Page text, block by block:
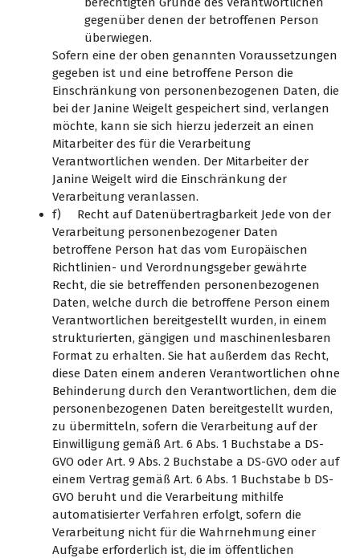
gegenüber denen der betroffenen Person
überwiegen.
Sofern eine der oben genannten Voraussetzungen
gegeben ist und eine betroffene Person die
Einschränkung von personenbezogenen Daten, die
bei der Janine Weigelt gespeichert sind, verlangen
möchte, kann sie sich hierzu jederzeit an einen
Mitarbeiter des für die Verarbeitung
Verantwortlichen wenden. Der Mitarbeiter der
Janine Weigelt wird die Einschränkung der
Verarbeitung veranlassen.
f) Recht auf Datenübertragbarkeit Jede von der
Verarbeitung personenbezogener Daten
betroffene Person hat das vom Europäischen
Richtlinien- und Verordnungsgeber gewährte
Recht, die sie betreffenden personenbezogenen
Daten, welche durch die betroffene Person einem
Verantwortlichen bereitgestellt wurden, in einem
strukturierten, gängigen und maschinenlesbaren
Format zu erhalten. Sie hat außerdem das Recht,
diese Daten einem anderen Verantwortlichen ohne
Behinderung durch den Verantwortlichen, dem die
personenbezogenen Daten bereitgestellt wurden,
zu übermitteln, sofern die Verarbeitung auf der
Einwilligung gemäß Art. 6 Abs. 1 Buchstabe a DS-
GVO oder Art. 9 Abs. 2 Buchstabe a DS-GVO oder auf
einem Vertrag gemäß Art. 6 Abs. 1 Buchstabe b DS-
GVO beruht und die Verarbeitung mithilfe
automatisierter Verfahren erfolgt, sofern die
Verarbeitung nicht für die Wahrnehmung einer
Aufgabe erforderlich ist, die im öffentlichen